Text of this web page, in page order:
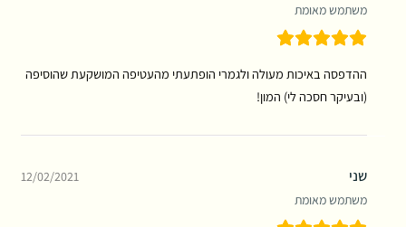
משתמש מאומת
ההדפסה באיכות מעולה ולגמרי הופתעתי מהעטיפה המושקעת שהוסיפה
(ובעיקר חסכה לי) המון!
שני
משתמש מאומת
12/02/2021